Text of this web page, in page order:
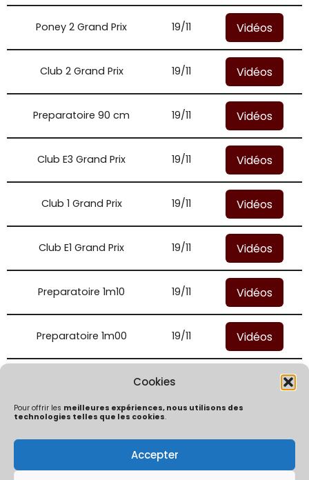
Cookies
Pour offrir les meilleures expériences, nous utilisons des
technologies telles que les cookies.
Accepter
Poney 2 Grand Prix 19/11 Vidéos
Club 2 Grand Prix 19/11 Vidéos
Preparatoire 90 cm 19/11 Vidéos
Club E3 Grand Prix 19/11 Vidéos
Club 1 Grand Prix 19/11 Vidéos
Club E1 Grand Prix 19/11 Vidéos
Preparatoire 1m10 19/11 Vidéos
Preparatoire 1m00 19/11 Vidéos
19/11
Politique de confidentialité
Politique de cookies (UE)